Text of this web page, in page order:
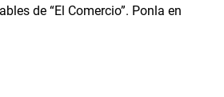
de “El Comercio”. Ponla en